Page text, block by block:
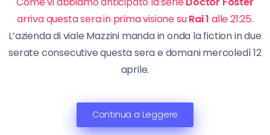
arriva questa sera in prima visione suRai 1 alle 21:25.
L’azienda di viale Mazzini manda in onda la fiction in due
serate consecutive questa sera e domani mercoledì 12
aprile.
Continua a Leggere